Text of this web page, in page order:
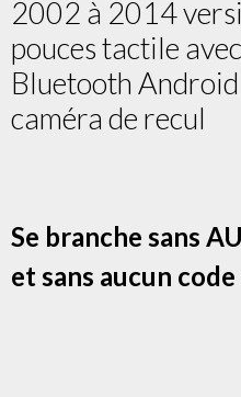
2002 à 2014
pouces tactile
Bluetooth
caméra de recul
Se branche sans
et sans aucun